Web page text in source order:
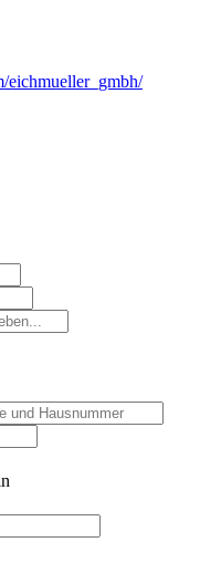
eichmueller_gmbh/